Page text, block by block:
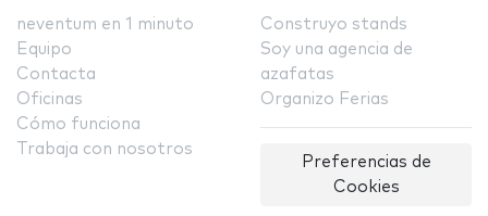
neventum en 1 minuto
Equipo
Contacta
Oficinas
Cómo funciona
Trabaja con nosotros
Construyo stands
Soy una agencia de
azafatas
Organizo Ferias
Preferencias de
Cookies